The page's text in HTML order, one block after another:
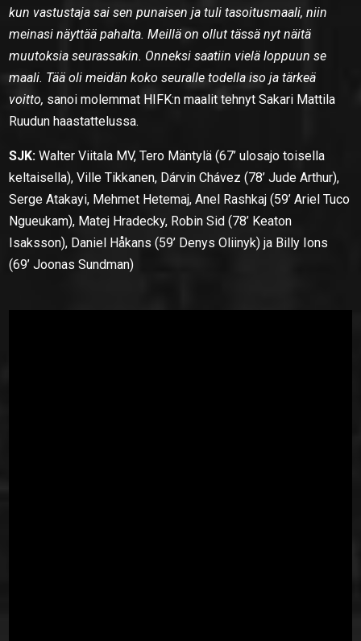
kun vastustaja sai sen punaisen ja tuli tasoitusmaali, niin
meinasi näyttää pahalta. Meillä on ollut tässä nyt näitä
muutoksia seurassakin. Onneksi saatiin vielä loppuun se
maali. Tää oli meidän koko seuralle todella iso ja tärkeä
voitto, sanoi molemmat HIFK:n maalit tehnyt Sakari Mattila
Ruudun haastattelussa.
SJK: Walter Viitala MV, Tero Mäntylä (67’ ulosajo toisella
keltaisella), Ville Tikkanen, Dárvin Chávez (78’ Jude Arthur),
Serge Atakayi, Mehmet Hetemaj, Anel Rashkaj (59’ Ariel Tuco
Ngueukam), Matej Hradecky, Robin Sid (78’ Keaton
Isaksson), Daniel Håkans (59’ Denys Oliinyk) ja Billy Ions
(69’ Joonas Sundman)